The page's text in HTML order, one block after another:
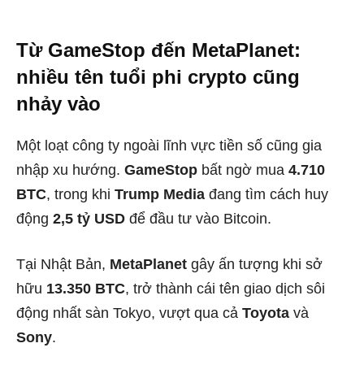
Từ GameStop đến MetaPlanet:
nhiều tên tuổi phi crypto cũng
nhảy vào
Một loạt công ty ngoài lĩnh vực tiền số cũng gia
nhập xu hướng. GameStop bất ngờ mua 4.710
BTC, trong khi Trump Media đang tìm cách huy
động 2,5 tỷ USD để đầu tư vào Bitcoin.
Tại Nhật Bản, MetaPlanet gây ấn tượng khi sở
hữu 13.350 BTC, trở thành cái tên giao dịch sôi
động nhất sàn Tokyo, vượt qua cả Toyota và
Sony.